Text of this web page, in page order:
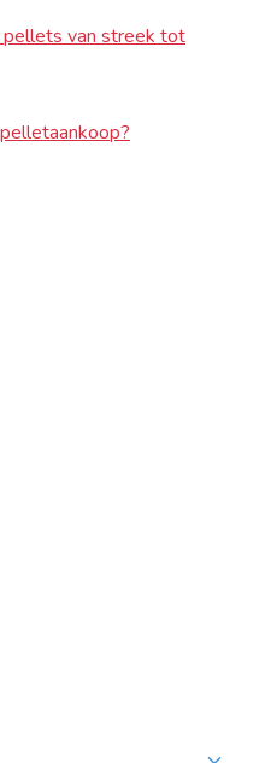
van streek tot